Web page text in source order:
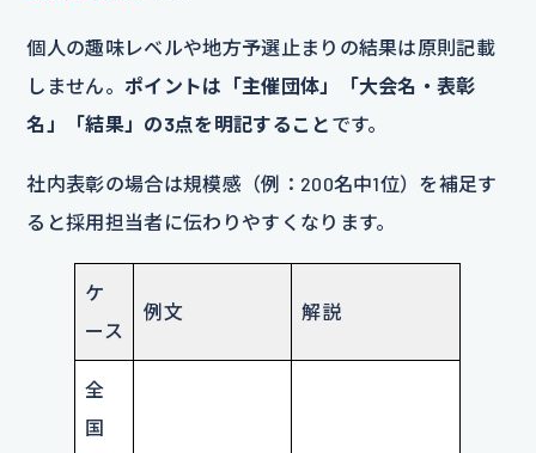
個人の趣味レベルや地方予選止まりの結果は原則記載
しません。 ポイントは「主催団体」「大会名・表彰
名」「結果」の3点を明記すること です。
社内表彰の場合は規模感（例：200名中1位）を補足す
ると採用担当者に伝わりやすくなります。
ケ
ース
例文 解説
全
国